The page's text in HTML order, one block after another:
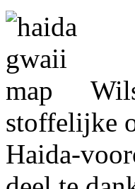
stoffelijke
Haida-